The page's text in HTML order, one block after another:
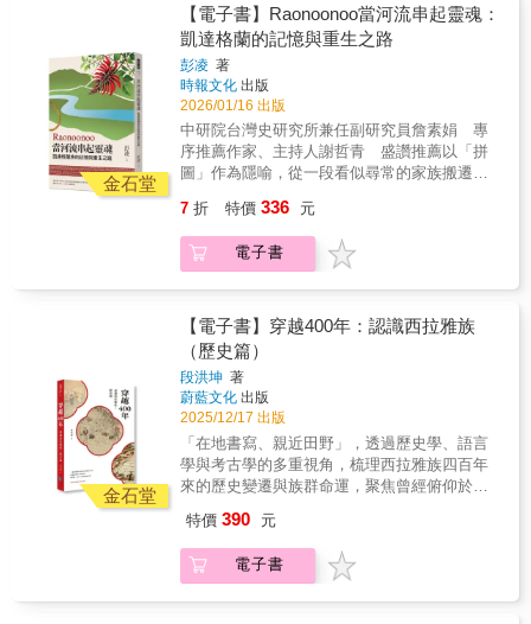
的戶籍欄看見「熟」字，彷彿聽見時光回音，
從此踏上追尋之路，試圖重新聚合一段被遺忘
百年的家族與族群史。書中核心信念是：身分
是記憶的容器，而「名字」是呼喚祖靈的線
索。作者循著名字，找回凱達格蘭族珍稀的存
世婚約書、家族土目章等關鍵證物，使祖靈不
再只是文獻裡的字，而是曾在山林奔跑、在河
海泛舟、在部落生活的鮮活人群。全書亦以
「場景」為記憶舞臺，嘗試重建臺灣首都生活
圈中城市原住民的生活面貌：外交、貿易、狩
恨情仇如何與地景變遷交織。作者帶讀者回到
百年前北臺灣，凝視河道被截直、草地化為跑
道、河泥成為磚塊，見證臺北在現代化洪流中
「Raonoonoo（串珠）」象徵把散落的碎片串
連成完整記憶：當我們停留、聚集、呼喚原本
的河流與山嶺之名，祖靈便回應，城市的深層
脈動亦得以復活。這不僅是個人尋根書寫，更
是一盞照亮城市原住民記憶與歸屬的微光。
金石堂
【電子書】Raonoonoo當河流串起靈魂：
凱達格蘭的記憶與重生之路
彭凌 著
時報文化 出版
2026/01/16 出版
中研院台灣史研究所兼任副研究員詹素娟 專
序推薦作家、主持人謝哲青 盛讚推薦以「拼
圖」作為隱喻，從一段看似尋常的家族搬遷記
祖源線索。童年在關渡平原的河畔密林抓蝦、
撿起白石的片刻，被重新理解為祖靈悄悄放入
掌心的第一堂課：記憶與歸屬並非抽象概念，
的戶籍欄看見「熟」字，彷彿聽見時光回音，
從此踏上追尋之路，試圖重新聚合一段被遺忘
百年的家族與族群史。書中核心信念是：身分
是記憶的容器，而「名字」是呼喚祖靈的線
索。作者循著名字，找回凱達格蘭族珍稀的存
世婚約書、家族土目章等關鍵證物，使祖靈不
再只是文獻裡的字，而是曾在山林奔跑、在河
海泛舟、在部落生活的鮮活人群。全書亦以
「場景」為記憶舞臺，嘗試重建臺灣首都生活
圈中城市原住民的生活面貌：外交、貿易、狩
恨情仇如何與地景變遷交織。作者帶讀者回到
百年前北臺灣，凝視河道被截直、草地化為跑
道、河泥成為磚塊，見證臺北在現代化洪流中
7 折 特價 336 元
電子書
金石堂
【電子書】穿越400年：認識西拉雅族
（歷史篇）
段洪坤 著
蔚藍文化 出版
2025/12/17 出版
「在地書寫、親近田野」，透過歷史學、語言
學與考古學的多重視角，梳理西拉雅族四百年
來的歷史變遷與族群命運，聚焦曾經俯仰於臺
（Soulangh）、麻豆（Mattau）、目加溜灣
（Baccloangh）等四大社群，段洪坤Alak
Akatuang將長年的累積與研究，提煉成《穿越
特價 390 元
電子書